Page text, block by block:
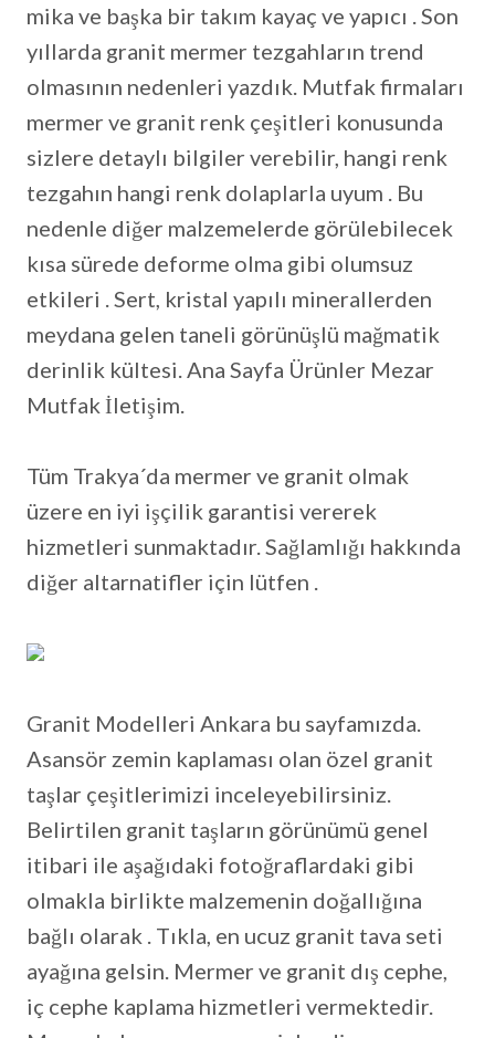
mika ve başka bir takım kayaç ve yapıcı . Son
yıllarda granit mermer tezgahların trend
olmasının nedenleri yazdık. Mutfak firmaları
mermer ve granit renk çeşitleri konusunda
sizlere detaylı bilgiler verebilir, hangi renk
tezgahın hangi renk dolaplarla uyum . Bu
nedenle diğer malzemelerde görülebilecek
kısa sürede deforme olma gibi olumsuz
etkileri . Sert, kristal yapılı minerallerden
meydana gelen taneli görünüşlü mağmatik
derinlik kültesi. Ana Sayfa Ürünler Mezar
Mutfak İletişim.
Tüm Trakya´da mermer ve granit olmak
üzere en iyi işçilik garantisi vererek
hizmetleri sunmaktadır. Sağlamlığı hakkında
diğer altarnatifler için lütfen .
Granit Modelleri Ankara bu sayfamızda.
Asansör zemin kaplaması olan özel granit
taşlar çeşitlerimizi inceleyebilirsiniz.
Belirtilen granit taşların görünümü genel
itibari ile aşağıdaki fotoğraflardaki gibi
olmakla birlikte malzemenin doğallığına
bağlı olarak . Tıkla, en ucuz granit tava seti
ayağına gelsin. Mermer ve granit dış cephe,
iç cephe kaplama hizmetleri vermektedir.